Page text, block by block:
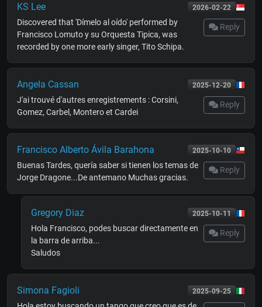
2026-02-22
KS Lee
Reply
Discovered that 'Dímelo al oído' performed by
Francisco Lomuto y su Orquesta Tipica, was
recorded by one more early singer, Tito Schipa.
2025-12-20
Angela Cassan
Reply
J'ai trouvé d'autres enregistrements : Corsini,
Gomez, Carbel, Montero et Cardei
2025-10-10
Francisco Alberto Ávila Barahona
Reply
Buenas Tardes, quería saber si tienen los temas de
Jorge Dragone...De antemano Muchas gracias.
2025-10-11
Gregory Diaz
Reply
Hola Francisco, podes buscar directamente en
la barra de arriba...
Saludos
2025-09-25
Simona Fagioli